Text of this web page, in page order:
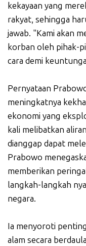
kekayaan yang
rakyat, sehingga
jawab. "Kami akan
korban oleh pihak-
cara demi
Pernyataan
meningkatnya
ekonomi yang
kali melibatkan
dianggap dapat
Prabowo
memberikan
langkah-langkah
negara.
Ia menyoroti
alam secara